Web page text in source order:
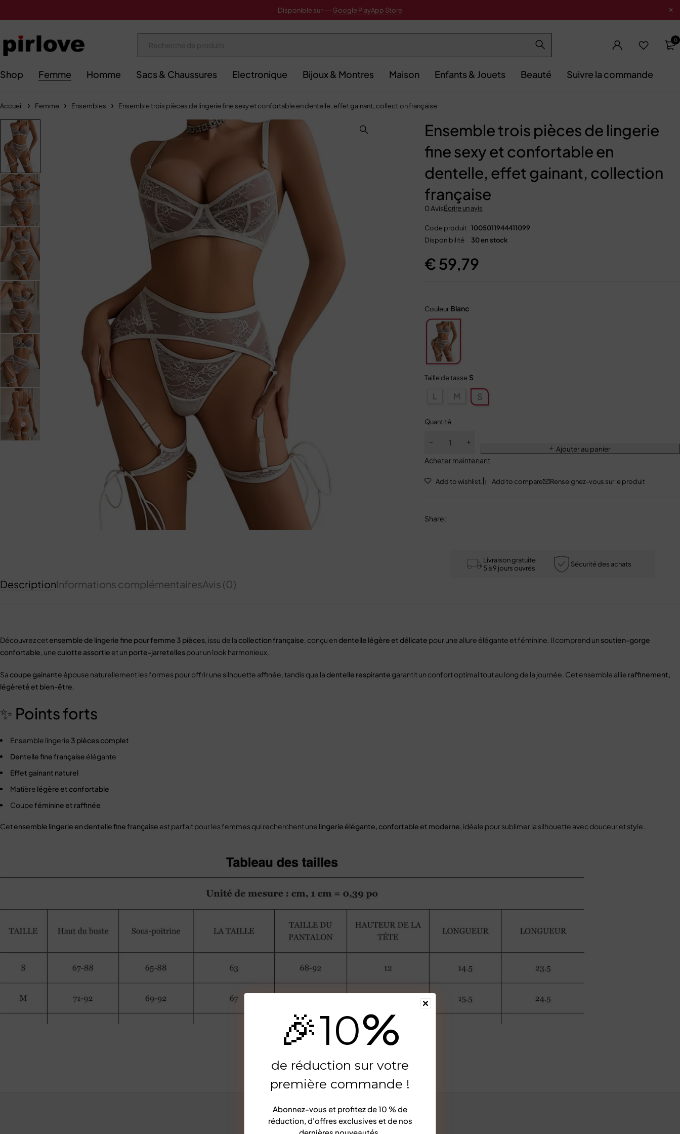
Disponible sur Google PlayApp Store
0
Shop Femme Homme Sacs & Chaussures Electronique Bijoux & Montres Maison Enfants & Jouets Beauté Suivre la commande
Accueil Femme Ensembles Ensemble trois pièces de lingerie fine sexy et confortable en dentelle, effet gainant, collection française
Ensemble trois pièces de lingerie
fine sexy et confortable en
dentelle, effet gainant, collection
française
0 AvisÉcrire un avis
Code produit 1005011944411099
Disponibilité
30 en stock
€59,79
Couleur Blanc
Taille de tasse S
L M S
Quantité
Ajouter au panier
Acheter maintenant
Renseignez-vous sur le produit
Share:
Livraison gratuite
5 à 9 jours ouvrés
Sécurité des achats
DescriptionInformations complémentairesAvis (0)
Découvrez cet ensemble de lingerie fine pour femme 3 pièces, issu de la collection française, conçu en dentelle légère et délicate pour une allure élégante et féminine. Il comprend un soutien-gorge
confortable, une culotte assortie et un porte-jarretellespour un look harmonieux.
Sa coupe gainante épouse naturellement les formes pour offrir une silhouette affinée, tandis que la dentelle respirante garantit un confort optimal tout au long de la journée. Cet ensemble allie raffinement,
légèreté et bien-être.
✨ Points forts
Ensemble lingerie 3 pièces complet
Dentelle fine française élégante
Effet gainant naturel
Matière légère et confortable
Coupeféminine et raffinée
Cet ensemble lingerie en dentelle fine française est parfait pour les femmes qui recherchent une lingerie élégante, confortable et moderne, idéale pour sublimer la silhouette avec douceur et style.
🎉10%
de réduction sur votre
première commande !
Abonnez-vous et profitez de10 % de
réduction, d'offres exclusives et de nos